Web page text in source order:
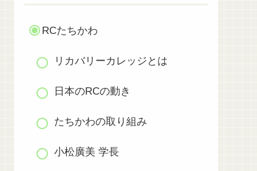
RCたちかわ
リカバリーカレッジとは
日本のRCの動き
たちかわの取り組み
小松廣美 学長